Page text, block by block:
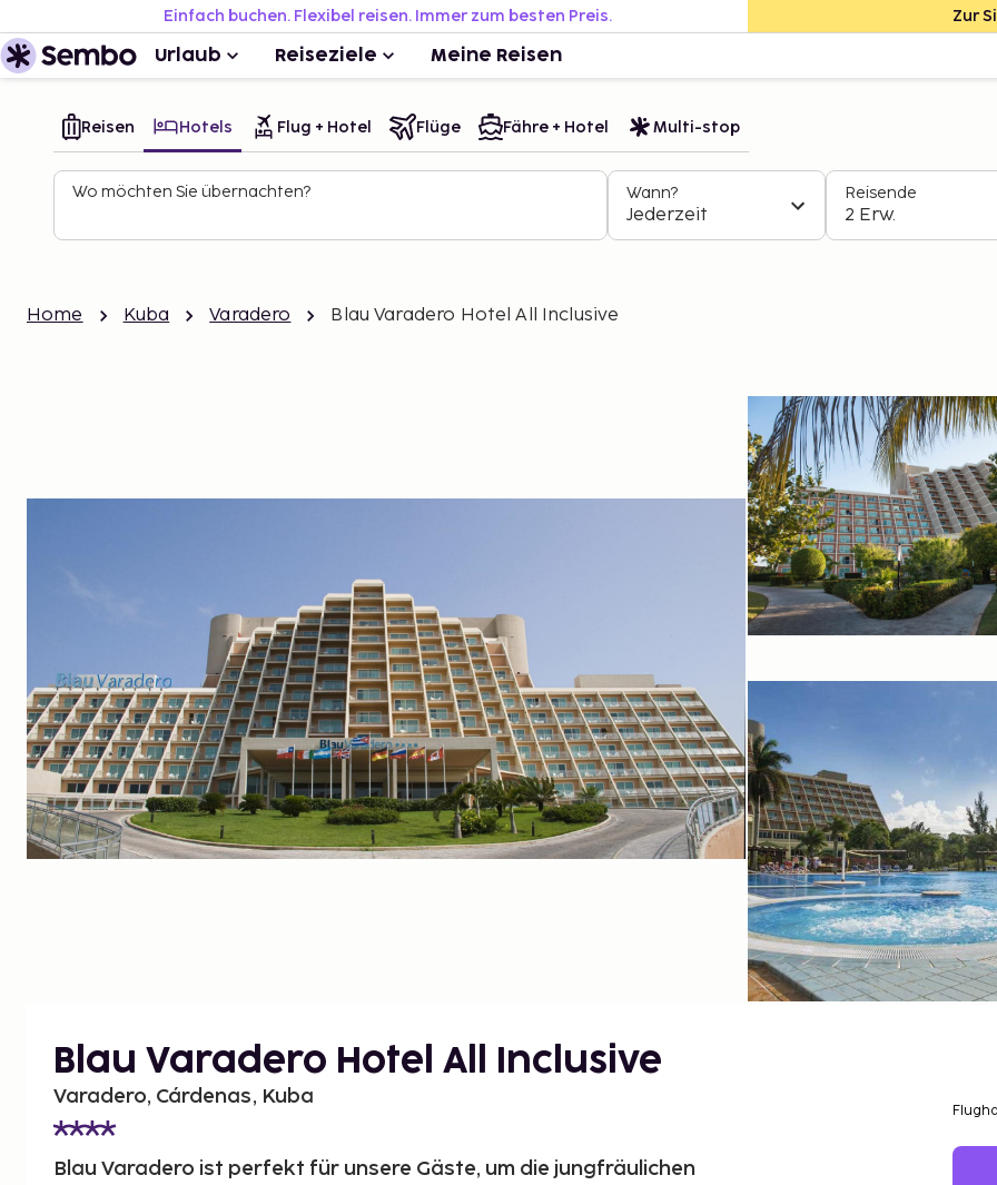
Einfach buchen. Flexibel reisen. Immer zum besten Preis. Zur
Urlaub Reiseziele Meine Reisen
Reisen Hotels Flug + Hotel Flüge Fähre + Hotel Multi-stop
Wo möchten Sie übernachten? Wann?
Jederzeit
Reisende
2 Erw.
Home Kuba Varadero Blau Varadero Hotel All Inclusive
Blau Varadero Hotel All Inclusive
Varadero, Cárdenas, Kuba
Blau Varadero ist perfekt für unsere Gäste, um die jungfräulichen